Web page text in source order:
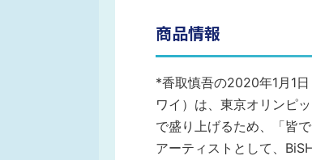
商品情報
*香取慎吾の2020年1月1
ワイ）は、東京オリンピ
で盛り上げるため、「皆
アーティストとして、